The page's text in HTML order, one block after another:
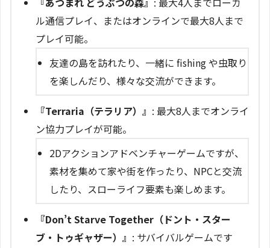
ル通信プレイ、またはオンラインで最大8人まで
プレイ可能。
友達の島を訪れたり、一緒に fishing や虫取り
を楽しんだり、様々な交流ができます。
『Terraria（テラリア）』 : 最大8人までオンライ
ン協力プレイが可能。
2Dアクションアドベンチャーゲームですが、
素材を集めて家や街を作ったり、NPCと交流
したり、スローライフ要素も楽しめます。
『Don’t Starve Together（ドント・スター
ブ・トゥギャザー）』 : サバイバルゲームです